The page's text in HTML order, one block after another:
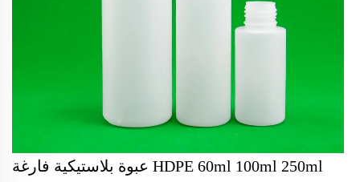
HDPE 60ml 100ml 250ml عبوة بلاستيكية فارغة